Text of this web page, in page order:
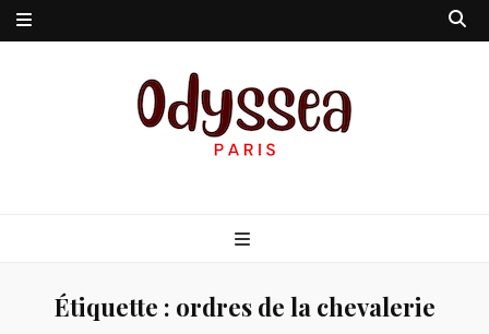
Étiquette : ordres de la chevalerie